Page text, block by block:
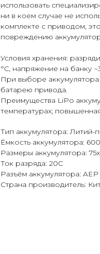
использовать
ни в коем случае не
комплекте с приводом,
повреждению
Условия хранения:
°C, напряжение на банку
При выборе
батарею привода.
Преимущества LiPo
температурах;
Тип аккумулятора: Литий-
Ёмкость аккумулятора:
Размеры аккумулятора:
Ток разряда: 20C
Разъём аккумулятора: AEP
Страна производитель: